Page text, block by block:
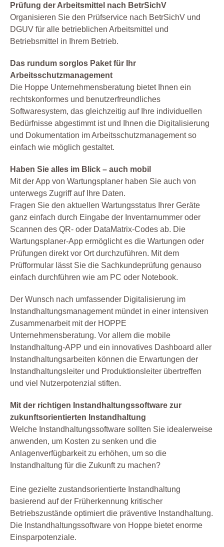
Prüfung der Arbeitsmittel nach BetrSichV
Organisieren Sie den Prüfservice nach BetrSichV und
DGUV für alle betrieblichen Arbeitsmittel und
Betriebsmittel in Ihrem Betrieb.
Das rundum sorglos Paket für Ihr
Arbeitsschutzmanagement
Die Hoppe Unternehmensberatung bietet Ihnen ein
rechtskonformes und benutzerfreundliches
Softwaresystem, das gleichzeitig auf Ihre individuellen
Bedürfnisse abgestimmt ist und Ihnen die Digitalisierung
und Dokumentation im Arbeitsschutzmanagement so
einfach wie möglich gestaltet.
Haben Sie alles im Blick – auch mobil
Mit der App von Wartungsplaner haben Sie auch von
unterwegs Zugriff auf Ihre Daten.
Fragen Sie den aktuellen Wartungsstatus Ihrer Geräte
ganz einfach durch Eingabe der Inventarnummer oder
Scannen des QR- oder DataMatrix-Codes ab. Die
Wartungsplaner-App ermöglicht es die Wartungen oder
Prüfungen direkt vor Ort durchzuführen. Mit dem
Prüfformular lässt Sie die Sachkundeprüfung genauso
einfach durchführen wie am PC oder Notebook.
Der Wunsch nach umfassender Digitalisierung im
Instandhaltungsmanagement mündet in einer intensiven
Zusammenarbeit mit der HOPPE
Unternehmensberatung. Vor allem die mobile
Instandhaltung-APP und ein innovatives Dashboard aller
Instandhaltungsarbeiten können die Erwartungen der
Instandhaltungsleiter und Produktionsleiter übertreffen
und viel Nutzerpotenzial stiften.
Mit der richtigen Instandhaltungssoftware zur
zukunftsorientierten Instandhaltung
Welche Instandhaltungssoftware sollten Sie idealerweise
anwenden, um Kosten zu senken und die
Anlagenverfügbarkeit zu erhöhen, um so die
Instandhaltung für die Zukunft zu machen?
Eine gezielte zustandsorientierte Instandhaltung
basierend auf der Früherkennung kritischer
Betriebszustände optimiert die präventive Instandhaltung.
Die Instandhaltungssoftware von Hoppe bietet enorme
Einsparpotenziale.